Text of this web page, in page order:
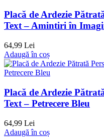
Placă de Ardezie
Text – Amintiri în
64,99 Lei
Adaugă în coș
Placă de Ardezie
Text – Petrecere Bleu
64,99 Lei
Adaugă în coș